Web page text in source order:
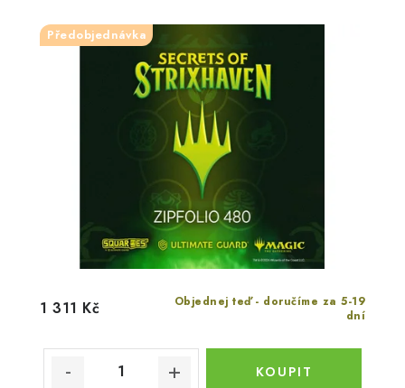
Předobjednávka
Objednej teď - doručíme za 5-19
dní
1 311 Kč